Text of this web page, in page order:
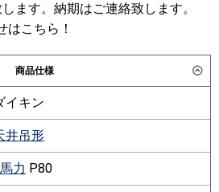
ます。納期はご連絡致します。
はこちら！
商品仕様
イキン
井吊形
力 P80